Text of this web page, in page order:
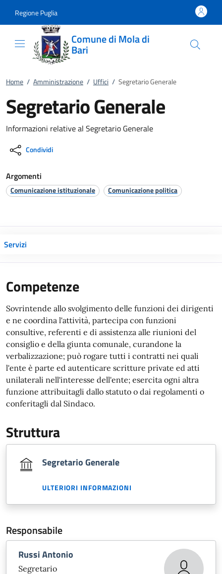
Regione Puglia
Comune di Mola di
Bari
Home / Amministrazione / Uffici / Segretario Generale
Segretario Generale
Informazioni relative al Segretario Generale
Condividi
Argomenti
Comunicazione istituzionale Comunicazione politica
Servizi
Competenze
Sovrintende allo svolgimento delle funzioni dei dirigenti
e ne coordina l'attività, partecipa con funzioni
consultive, referenti e di assistenza alle riunioni del
consiglio e della giunta comunale, curandone la
verbalizzazione; può rogare tutti i contratti nei quali
l'ente è parte ed autenticare scritture private ed atti
unilaterali nell'interesse dell'ente; esercita ogni altra
funzione attribuitagli dallo statuto o dai regolamenti o
conferitagli dal Sindaco.
Struttura
Segretario Generale
ULTERIORI INFORMAZIONI
Responsabile
Russi Antonio
Segretario